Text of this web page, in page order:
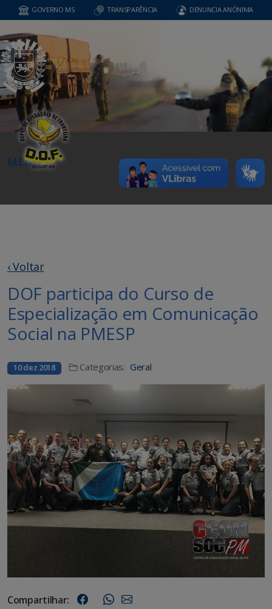
GOVERNO MS TRANSPARÊNCIA DENUNCIA ANÔNIMA
MENU
‹ Voltar
DOF participa do Curso de
Especialização em Comunicação
Social na PMESP
10 dez 2018 Categorias: Geral
Compartilhar: